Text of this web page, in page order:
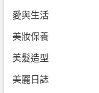
愛與生活
美妝保養
美髮造型
美麗日誌